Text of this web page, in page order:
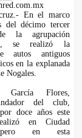
En el marco
del décimo tercer
la agrupación
se realizó la
autos antiguos
en la explanada
Nogales.
Flores,
del club,
doce años este
en Ciudad
pero en esta